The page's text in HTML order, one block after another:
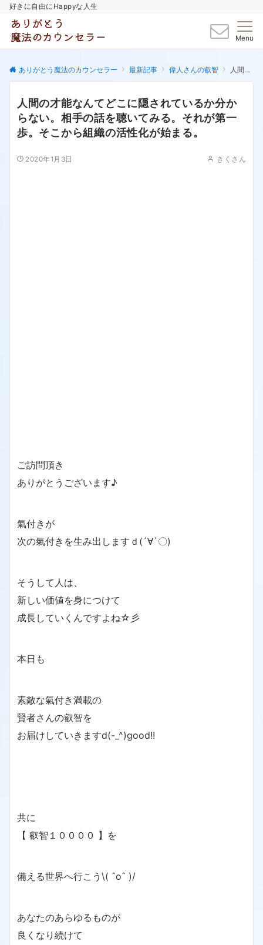
好きに自由にHappyな人生
Menu
ありがとう魔法のカウンセラー 最新記事 偉人さんの叡智 人間の才能なんてどこに隠されているか分からない。相手の話を聴いてみる。それが第一歩。そこから組織の活性化が始まる。
人間の才能なんてどこに隠されているか分か
らない。相手の話を聴いてみる。それが第一
歩。そこから組織の活性化が始まる。
2020年1月3日 きくさん
ご訪問頂き
ありがとうございます♪
氣付きが
次の氣付きを生み出しますｄ(´∀`〇)
そうして人は、
新しい価値を身につけて
成長していくんですよね☆彡
本日も
素敵な氣付き満載の
賢者さんの叡智を
お届けしていきますd(-_^)good!!
共に
【 叡智１００００ 】を
備える世界へ行こう\( ˆoˆ )/
あなたのあらゆるものが
良くなり続けて